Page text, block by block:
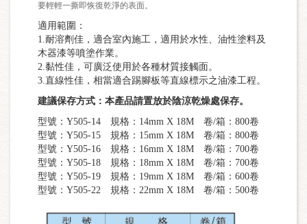
要輕輕一撕即恢復乾淨的表面。
適用範圍：
1.耐溶劑佳，適合室內施工，適用於水性、油性塗料及
木器漆等噴塗作業。
2.黏性佳，可廣泛使用於各種材質接觸面。
3.直線性佳，相當適合踢腳板等直線標示之油漆工程。
建議保存方式：本產品請置放於陰涼乾燥處保存。
型號：Y505-14 規格：14mm X 18M 卷/箱：800卷
型號：Y505-15 規格：15mm X 18M 卷/箱：800卷
型號：Y505-16 規格：16mm X 18M 卷/箱：700卷
型號：Y505-18 規格：18mm X 18M 卷/箱：700卷
型號：Y505-19 規格：19mm X 18M 卷/箱：600卷
型號：Y505-22 規格：22mm X 18M 卷/箱：500卷